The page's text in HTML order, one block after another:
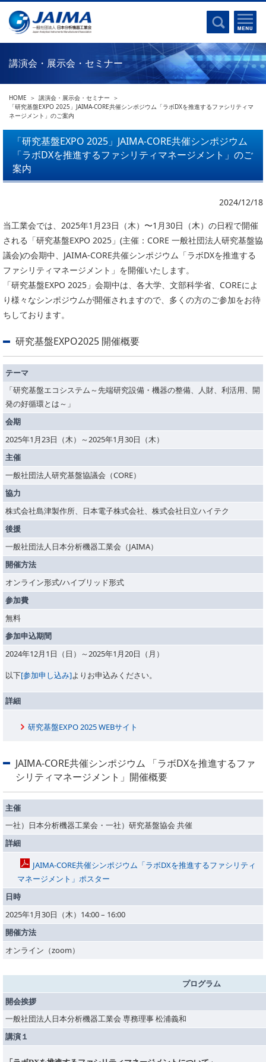
事業計画書
沿革
採用
関連リンク
主な活動
分析機器・科学機器遺産認定
海外交流事業
製品含有化学物質規制 UPDATE
統計
刊行物のご案内
委員会活動
協力企業との適正取引の推進
会員会社
会員リスト
入会のご案内
入会金・会費規程
ニュース＆イベント
ニュース
プレスリリース
イベント
PICK UP CONTENTS
はじめに
電磁波(光)
クロマトグラフ
質量分析
電子顕微鏡
熱分析
電気化学
磁気共鳴
電子線応用
機器分析が支える、豊かな暮らしと産業のフロンティア
総論・各種分析法
環境
食品
ライフサイエンス
イメージング
PICK UP CONTENTS
講演会・展示会・セミナー
HOME
講演会・展示会・セミナー
「研究基盤EXPO 2025」JAIMA-CORE共催シンポジウム「ラボDXを推進するファシリティマ
ネージメント」のご案内
「研究基盤EXPO 2025」JAIMA-CORE共催シンポジウム
「ラボDXを推進するファシリティマネージメント」のご
案内
2024/12/18
当工業会では、2025年1月23日（木）〜1月30日（木）の日程で開催
される「研究基盤EXPO 2025」(主催：CORE 一般社団法人研究基盤協
議会)の会期中、JAIMA-CORE共催シンポジウム「ラボDXを推進する
ファシリティマネージメント」を開催いたします。
「研究基盤EXPO 2025」会期中は、各大学、文部科学省、COREによ
り様々なシンポジウムが開催されますので、多くの方のご参加をお待
ちしております。
研究基盤EXPO2025 開催概要
テーマ
「研究基盤エコシステム～先端研究設備・機器の整備、人財、利活用、開
発の好循環とは～」
会期
2025年1月23日（木）～2025年1月30日（木）
主催
⼀般社団法⼈研究基盤協議会（CORE）
協力
株式会社島津製作所、日本電子株式会社、株式会社日立ハイテク
後援
一般社団法人日本分析機器工業会（JAIMA）
開催方法
オンライン形式/ハイブリッド形式
参加費
無料
参加申込期間
2024年12月1日（日）～2025年1月20日（月）
以下[参加申し込み]よりお申込みください。
詳細
研究基盤EXPO 2025 WEBサイト
JAIMA-CORE共催シンポジウム 「ラボDXを推進するファ
シリティマネージメント」開催概要
主催
一社）日本分析機器工業会・一社）研究基盤協会 共催
詳細
JAIMA-CORE共催シンポジウム「ラボDXを推進するファシリティ
マネージメント」ポスター
日時
2025年1月30日（木）14:00 – 16:00
開催方法
オンライン（zoom）
プログラム
開会挨拶
一般社団法人日本分析機器工業会 専務理事 松浦義和
講演１